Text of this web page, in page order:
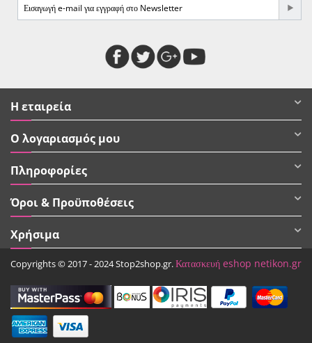
Η εταιρεία
Ο λογαριασμός μου
Πληροφορίες
Όροι & Προϋποθέσεις
Χρήσιμα
Copyrights © 2017 - 2024 Stop2shop.gr.Κατασκευή eshop netikon.gr